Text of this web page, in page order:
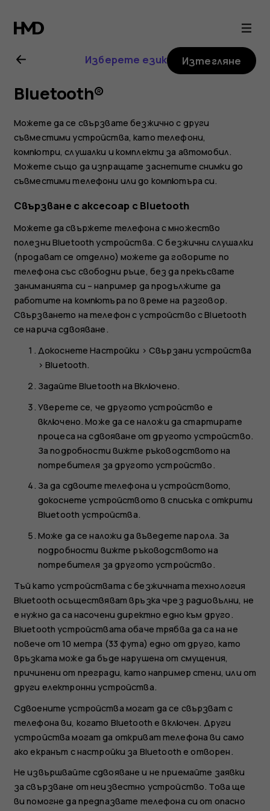
Ръководство
на
потребителя
за
Nokia
2.1
Изберете език Изтегляне
Bluetooth®
Можете да се свързвате безжично с други
съвместими устройства, като телефони,
компютри, слушалки и комплекти за автомобил.
Можете също да изпращате заснетите снимки до
съвместими телефони или до компютъра си.
Свързване с аксесоар с Bluetooth
Можете да свържете телефона с множество
полезни Bluetooth устройства. С безжични слушалки
(продават се отделно) можете да говорите по
телефона със свободни ръце, без да прекъсвате
заниманията си – например да продължите да
работите на компютъра по време на разговор.
Свързването на телефон с устройство с Bluetooth
се нарича сдвояване.
ДокоснетеНастройки >Свързани устройства
>Bluetooth.
ЗадайтеBluetooth на Включено.
Уверете се, че другото устройство е
включено. Може да се наложи да стартирате
процеса на сдвояване от другото устройство.
За подробности вижте ръководството на
потребителя за другото устройство.
За да сдвоите телефона и устройството,
докоснете устройството в списъка с открити
Bluetooth устройства.
Може да се наложи да въведете парола. За
подробности вижте ръководството на
потребителя за другото устройство.
Тъй като устройствата с безжичната технология
Bluetooth осъществяват връзка чрез радиовълни, не
е нужно да са насочени директно едно към друго.
Bluetooth устройствата обаче трябва да са на не
повече от 10 метра (33 фута) едно от друго, като
връзката може да бъде нарушена от смущения,
причинени от прегради, като например стени, или от
други електронни устройства.
Сдвоените устройства могат да се свързват с
телефона ви, когато Bluetooth е включен. Други
устройства могат да откриват телефона ви само
ако екранът с настройки за Bluetooth е отворен.
Не извършвайте сдвояване и не приемайте заявки
за свързване от неизвестно устройство. Това ще
ви помогне да предпазвате телефона си от опасно